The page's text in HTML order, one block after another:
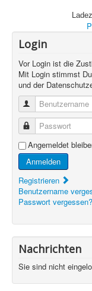
Login
Vor Login ist die
Mit Login stimmst
und der
Benutzername
Passwort
Angemeldet
Anmelden
Registrieren
Benutzername
Passwort vergessen?
Nachrichten
Sie sind nicht